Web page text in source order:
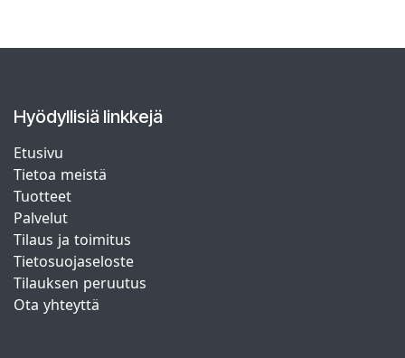
Hyödyllisiä linkkejä
Etusivu
Tietoa meistä
Tuotteet
Palvelut
Tilaus ja toimitus
Tietosuojaseloste
Tilauksen peruutus
Ota yhteyttä